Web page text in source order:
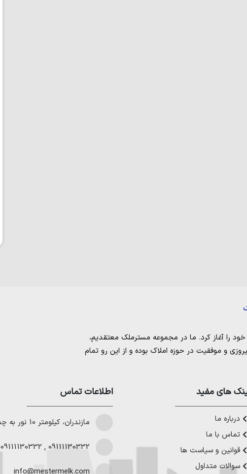
مسترملک معتقدیم،
و موفقیت در حوزه املاک بوده و از این رو تمام
کامل بهترین ها را برای مشتریانمان به ارمغان
در چمستان،خرید زمین در نوشهر
خرید زمین در
ویلا در شمال،خرید ویلا در نور
خرید ویلا در
و
های مفید
درباره ما
تماس با ما
قوانین و سیاست ها
سوالات متداول
اطلاعات تماس
مازندران، کیلومتر 10 نور به چمستان
09111130332
,
09111130332
info@mestermelk.com